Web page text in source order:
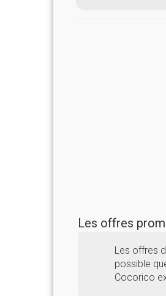
Les offres
Les offres
possible
Cocorico